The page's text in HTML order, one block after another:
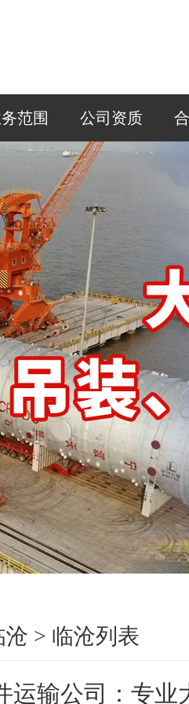
范围 公司资质
沧 > 临沧列表
运输公司：专业